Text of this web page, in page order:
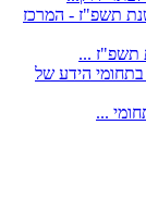
תשפ"ז ...
...